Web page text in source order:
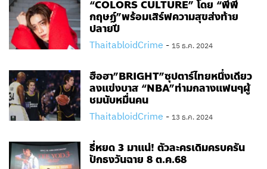
“COLORS CULTURE” โดย “พีพี
กฤษฏ์”พร้อมเสิร์ฟความสุขส่งท้าย
ปลายปี
ThaitabloidCrime - 15 ธ.ค. 2024
ฮือฮา”BRIGHT”ซุปตาร์ไทยหนึ่งเดียว
ลงแข่งบาส “NBA”ท่ามกลางแฟนๆผู้
ชมนับหมื่นคน
ThaitabloidCrime - 13 ธ.ค. 2024
ธี่หยด 3 มาแน่! ตัวละครเดิมครบครัน
ปักธงวันฉาย 8 ต.ค.68